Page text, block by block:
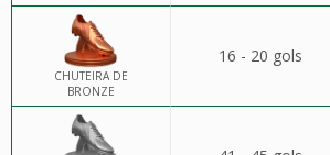
CHUTEIRA DE
BRONZE
16 - 20 gols